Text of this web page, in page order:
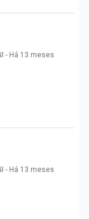
- Há 13 meses
- Há 13 meses